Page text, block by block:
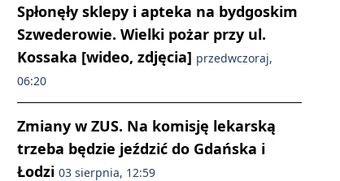
Spłonęły sklepy i apteka na bydgoskim
Szwederowie. Wielki pożar przy ul.
Kossaka [wideo, zdjęcia] przedwczoraj,
06:20
Zmiany w ZUS. Na komisję lekarską
trzeba będzie jeździć do Gdańska i
Łodzi 03 sierpnia, 12:59